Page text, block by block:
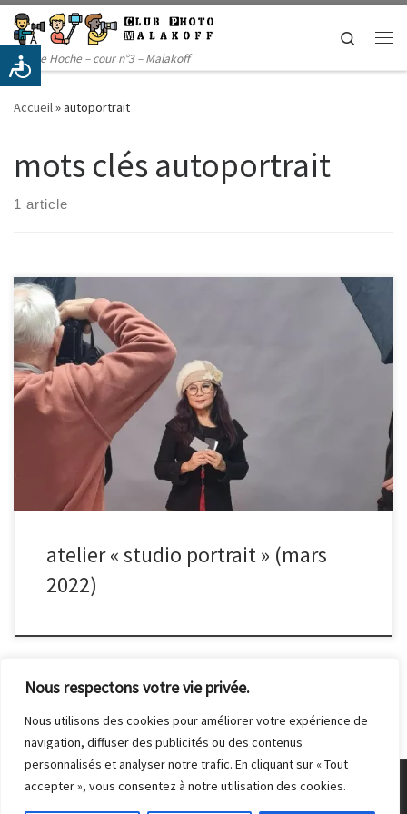
Nous respectons votre vie privée.
Nous utilisons des cookies pour améliorer votre expérience de
navigation, diffuser des publicités ou des contenus
personnalisés et analyser notre trafic. En cliquant sur « Tout
accepter », vous consentez à notre utilisation des cookies.
Passer au contenu
14 rue Hoche – cour n°3 – Malakoff
Search
Accueil»autoportrait
mots clés autoportrait
1 article
atelier « studio portrait » (mars
2022)
© 2026Club Photo de Malakoff– Tous droits réservés